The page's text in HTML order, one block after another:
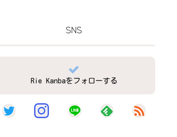
SNS
Rie Kanbaをフォローする